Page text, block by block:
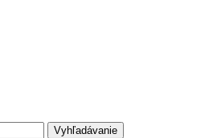
Vyhľadávanie